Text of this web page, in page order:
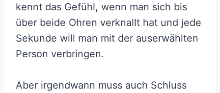
kennt das Gefühl, wenn man sich bis
über beide Ohren verknallt hat und jede
Sekunde will man mit der auserwählten
Person verbringen.
Aber irgendwann muss auch Schluss